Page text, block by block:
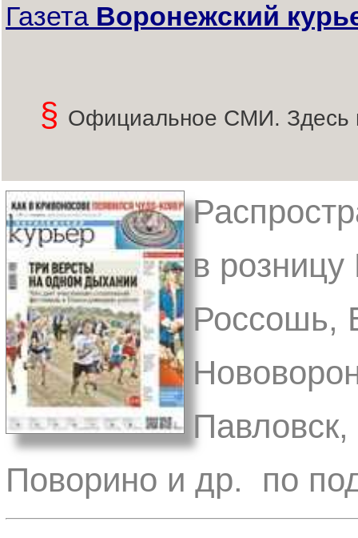
Газета Воронежский
§ Официальное СМИ. Здесь
в
Россошь,
Поворино и др. по